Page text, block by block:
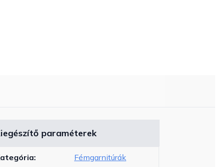
paraméterek
: Fémgarnitúrák